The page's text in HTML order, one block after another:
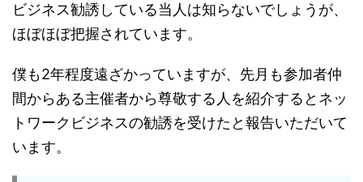
ビジネス勧誘している当人は知らないでしょうが、
ほぼほぼ把握されています。
僕も2年程度遠ざかっていますが、先月も参加者仲
間からある主催者から尊敬する人を紹介するとネッ
トワークビジネスの勧誘を受けたと報告いただいて
います。